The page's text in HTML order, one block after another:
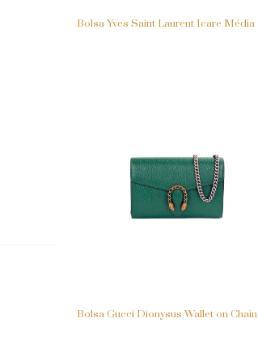
Bolsa Yves Saint Laurent Icare Média
Bolsa Gucci Dionysus Wallet on Chain